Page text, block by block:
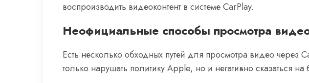
воспроизводить видеоконтент в системе CarPlay.
Неофициальные способы просмотра
Есть несколько обходных путей для просмотра видео через
только нарушать политику Apple, но и негативно сказаться